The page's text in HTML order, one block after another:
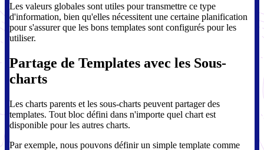
Les valeurs globales sont utiles pour transmettre ce type
d'information, bien qu'elles nécessitent une certaine planification
pour s'assurer que les bons templates sont configurés pour les
utiliser.
Partage de Templates avec les Sous-
charts
Les charts parents et les sous-charts peuvent partager des
templates. Tout bloc défini dans n'importe quel chart est
disponible pour les autres charts.
Par exemple, nous pouvons définir un simple template comme